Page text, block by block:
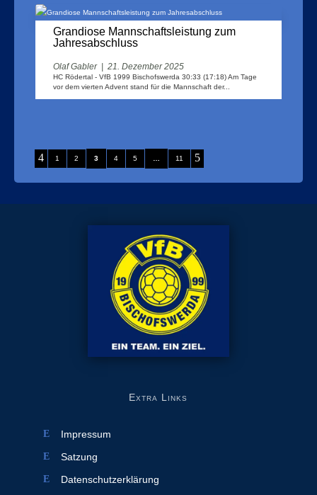
Grandiose Mannschaftsleistung zum
Jahresabschluss
Olaf Gabler | 21. Dezember 2025
HC Rödertal - VfB 1999 Bischofswerda 30:33 (17:18) Am Tage
vor dem vierten Advent stand für die Mannschaft der...
4 1 2 3 4 5 11 5
Extra Links
Impressum
Satzung
Datenschutzerklärung